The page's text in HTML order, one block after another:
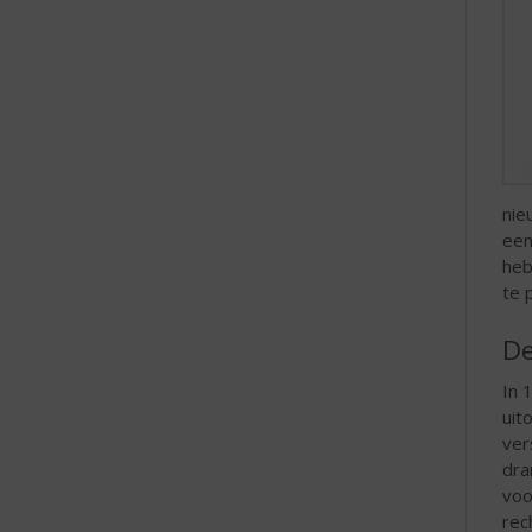
te
In